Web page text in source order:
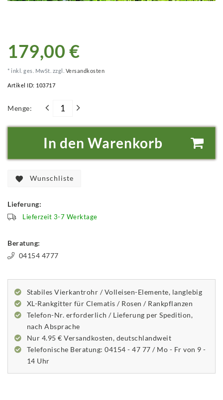
179,00 €
* inkl. ges. MwSt. zzgl. Versandkosten
Artikel ID: 103717
Menge:
In den Warenkorb
Wunschliste
Lieferung:
Lieferzeit 3-7 Werktage
Beratung:
04154 4777
Stabiles Vierkantrohr / Volleisen-Elemente, langlebig
XL-Rankgitter für Clematis / Rosen / Rankpflanzen
Telefon-Nr. erforderlich / Lieferung per Spedition,
nach Absprache
Nur 4.95 € Versandkosten, deutschlandweit
Telefonische Beratung: 04154 - 47 77 / Mo - Fr von 9 -
14 Uhr